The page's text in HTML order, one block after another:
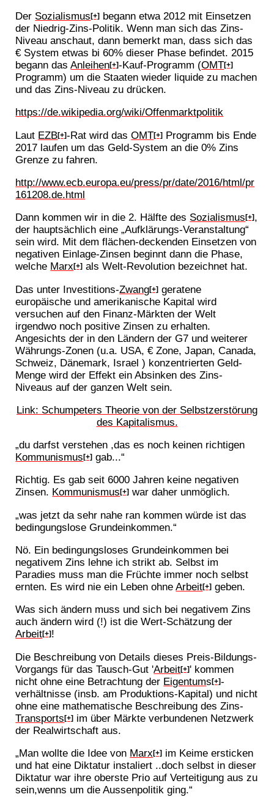
Der Sozialismus[+] begann etwa 2012 mit Einsetzen
der Niedrig-Zins-Politik. Wenn man sich das Zins-
Niveau anschaut, dann bemerkt man, dass sich das
€ System etwas bi 60% dieser Phase befindet. 2015
begann dasAnleihen[+]-Kauf-Programm (OMT[+]
Programm) um die Staaten wieder liquide zu machen
und das Zins-Niveau zu drücken.
https://de.wikipedia.org/wiki/Offenmarktpolitik
Laut EZB[+]-Rat wird dasOMT[+] Programm bis Ende
2017 laufen um das Geld-System an die 0% Zins
Grenze zu fahren.
http://www.ecb.europa.eu/press/pr/date/2016/html/pr
161208.de.html
Dann kommen wir in die 2. Hälfte des Sozialismus[+] ,
der hauptsächlich eine „Aufklärungs-Veranstaltung“
sein wird. Mit dem flächen-deckenden Einsetzen von
negativen Einlage-Zinsen beginnt dann die Phase,
welche Marx[+] als Welt-Revolution bezeichnet hat.
Das unter Investitions-Zwang[+] geratene
europäische und amerikanische Kapital wird
versuchen auf den Finanz-Märkten der Welt
irgendwo noch positive Zinsen zu erhalten.
Angesichts der in den Ländern der G7 und weiterer
Währungs-Zonen (u.a. USA, € Zone, Japan, Canada,
Schweiz, Dänemark, Israel ) konzentrierten Geld-
Menge wird der Effekt ein Absinken des Zins-
Niveaus auf der ganzen Welt sein.
Link: Schumpeters Theorie von der Selbstzerstörung
des Kapitalismus.
„du darfst verstehen ,das es noch keinen richtigen
Kommunismus[+] gab...“
Richtig. Es gab seit 6000 Jahren keine negativen
Zinsen. Kommunismus[+] war daher unmöglich.
„was jetzt da sehr nahe ran kommen würde ist das
bedingungslose Grundeinkommen.“
Nö. Ein bedingungsloses Grundeinkommen bei
negativem Zins lehne ich strikt ab. Selbst im
Paradies muss man die Früchte immer noch selbst
ernten. Es wird nie ein Leben ohneArbeit[+] geben.
Was sich ändern muss und sich bei negativem Zins
auch ändern wird (!) ist die Wert-Schätzung der
Arbeit[+] !
Die Beschreibung von Details dieses Preis-Bildungs-
Vorgangs für das Tausch-Gut 'Arbeit[+]' kommen
nicht ohne eine Betrachtung der Eigentums[+]-
verhältnisse (insb. am Produktions-Kapital) und nicht
ohne eine mathematische Beschreibung des Zins-
Transports[+] im über Märkte verbundenen Netzwerk
der Realwirtschaft aus.
„Man wollte die Idee von Marx[+] im Keime ersticken
und hat eine Diktatur instaliert ..doch selbst in dieser
Diktatur war ihre oberste Prio auf Verteitigung aus zu
sein,wenns um die Aussenpolitik ging.“